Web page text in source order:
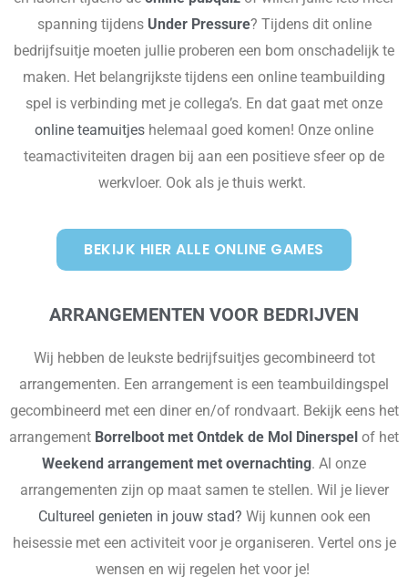
spanning tijdens Under Pressure? Tijdens dit online
bedrijfsuitje moeten jullie proberen een bom onschadelijk te
maken. Het belangrijkste tijdens een online teambuilding
spel is verbinding met je collega’s. En dat gaat met onze
online teamuitjes helemaal goed komen! Onze online
teamactiviteiten dragen bij aan een positieve sfeer op de
werkvloer. Ook als je thuis werkt.
BEKIJK HIER ALLE ONLINE GAMES
ARRANGEMENTEN VOOR BEDRIJVEN
Wij hebben de leukste bedrijfsuitjes gecombineerd tot
arrangementen. Een arrangement is een teambuildingspel
gecombineerd met een diner en/of rondvaart. Bekijk eens het
arrangement Borrelboot met Ontdek de Mol Dinerspel of het
Weekend arrangement met overnachting. Al onze
arrangementen zijn op maat samen te stellen. Wil je liever
Cultureel genieten in jouw stad? Wij kunnen ook een
heisessie met een activiteit voor je organiseren. Vertel ons je
wensen en wij regelen het voor je!